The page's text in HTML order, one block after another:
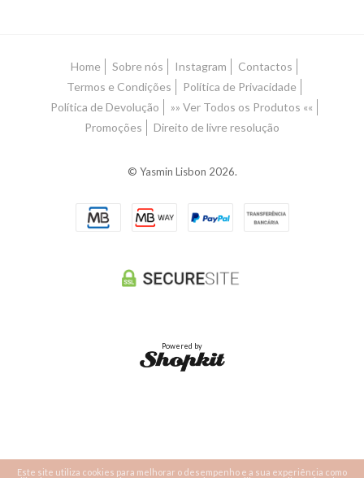
Home Sobre nós Instagram
Contactos
Termos e Condições
Política de Privacidade
Política de Devolução
»» Ver Todos os Produtos ««
Promoções
Direito de livre resolução
© Yasmin Lisbon 2026.
Powered by
Este site utiliza cookies para melhorar o desempenho e a sua experiência como